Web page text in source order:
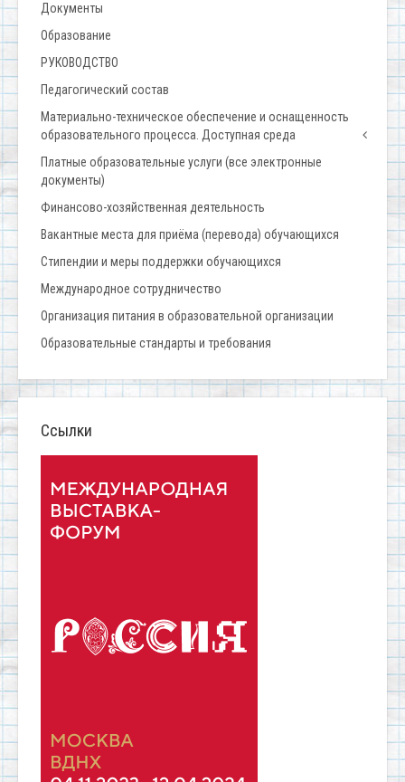
Документы
Образование
РУКОВОДСТВО
Педагогический состав
Материально-техническое обеспечение и оснащенность
образовательного процесса. Доступная среда
Платные образовательные услуги (все электронные
документы)
Финансово-хозяйственная деятельность
Вакантные места для приёма (перевода) обучающихся
Стипендии и меры поддержки обучающихся
Международное сотрудничество
Организация питания в образовательной организации
Образовательные стандарты и требования
Ссылки